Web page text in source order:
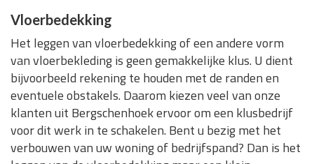
Vloerbedekking
Het leggen van vloerbedekking of een andere vorm
van vloerbekleding is geen gemakkelijke klus. U dient
bijvoorbeeld rekening te houden met de randen en
eventuele obstakels. Daarom kiezen veel van onze
klanten uit Bergschenhoek ervoor om een klusbedrijf
voor dit werk in te schakelen. Bent u bezig met het
verbouwen van uw woning of bedrijfspand? Dan is het